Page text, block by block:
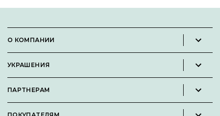
О КОМПАНИИ
Вакансии
УКРАШЕНИЯ
Кольца
ПАРТНЕРАМ